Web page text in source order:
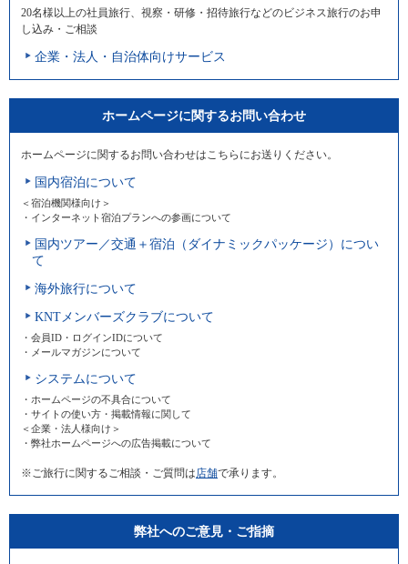
20名様以上の社員旅行、視察・研修・招待旅行などのビジネス旅行のお申
し込み・ご相談
企業・法人・自治体向けサービス
ホームページに関するお問い合わせ
ホームページに関するお問い合わせはこちらにお送りください。
国内宿泊について
＜宿泊機関様向け＞
・インターネット宿泊プランへの参画について
国内ツアー／交通＋宿泊（ダイナミックパッケージ）につい
て
海外旅行について
KNTメンバーズクラブについて
・会員ID・ログインIDについて
・メールマガジンについて
システムについて
・ホームページの不具合について
・サイトの使い方・掲載情報に関して
＜企業・法人様向け＞
・弊社ホームページへの広告掲載について
※ご旅行に関するご相談・ご質問は 店舗で承ります。
弊社へのご意見・ご指摘